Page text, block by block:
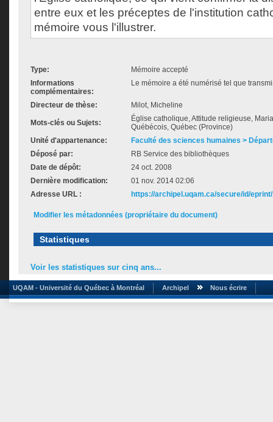
entre eux et les préceptes de l'institution
mémoire vous l'illustrer.
Type:
Mémoire accepté
Informations
complémentaires:
Le mémoire a été numérisé tel que
Directeur de thèse: Milot, Micheline
Mots-clés ou Sujets:
Église catholique, Attitude religieuse,
Québécois, Québec (Province)
Unité d'appartenance:
Faculté des sciences humaines >
Déposé par:
RB Service des bibliothèques
Date de dépôt:
24 oct. 2008
Dernière modification:
01 nov. 2014 02:06
Adresse URL :
https://archipel.uqam.ca/secure/id/
Modifier les métadonnées (propriétaire du document)
Statistiques
Voir les statistiques sur cinq ans...
UQAM - Université du Québec à Montréal Archipel Nous écrire